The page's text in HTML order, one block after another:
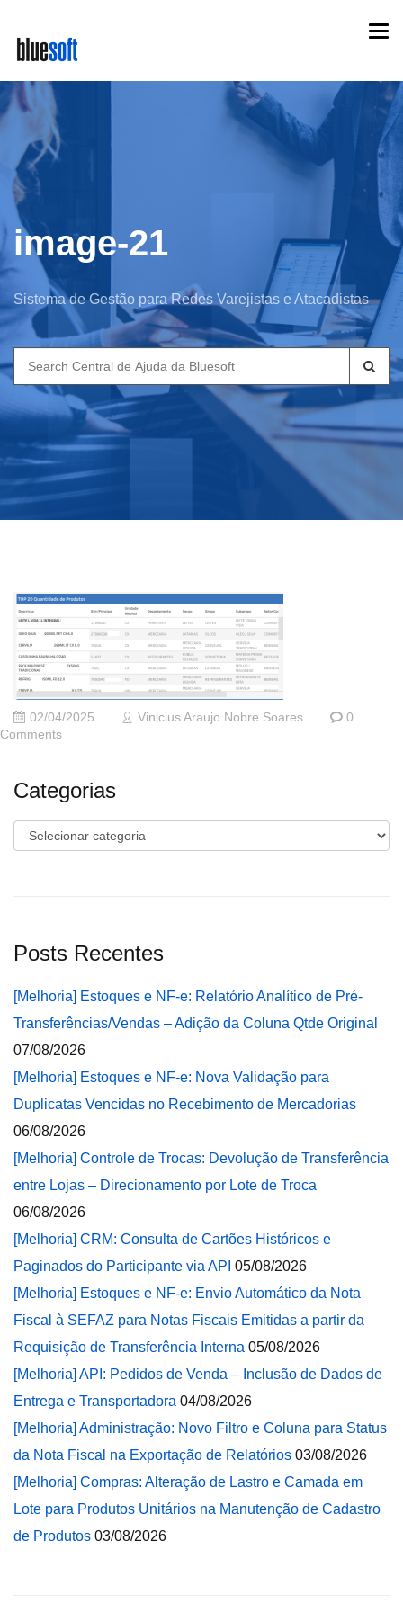
main
content
image-21
Sistema de Gestão para Redes Varejistas e Atacadistas
Search
for:
02/04/2025 Vinicius Araujo Nobre Soares
0
Comments
Categorias
Categorias
Posts Recentes
[Melhoria] Estoques e NF-e: Relatório Analítico de Pré-
Transferências/Vendas – Adição da Coluna Qtde Original
07/08/2026
[Melhoria] Estoques e NF-e: Nova Validação para
Duplicatas Vencidas no Recebimento de Mercadorias
06/08/2026
[Melhoria] Controle de Trocas: Devolução de Transferência
entre Lojas – Direcionamento por Lote de Troca
06/08/2026
[Melhoria] CRM: Consulta de Cartões Históricos e
Paginados do Participante via API 05/08/2026
[Melhoria] Estoques e NF-e: Envio Automático da Nota
Fiscal à SEFAZ para Notas Fiscais Emitidas a partir da
Requisição de Transferência Interna 05/08/2026
[Melhoria] API: Pedidos de Venda – Inclusão de Dados de
Entrega e Transportadora 04/08/2026
[Melhoria] Administração: Novo Filtro e Coluna para Status
da Nota Fiscal na Exportação de Relatórios 03/08/2026
[Melhoria] Compras: Alteração de Lastro e Camada em
Lote para Produtos Unitários na Manutenção de Cadastro
de Produtos 03/08/2026